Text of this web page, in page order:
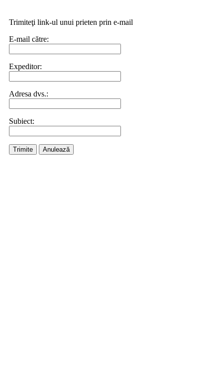
Trimiteţi link-ul unui prieten prin e-mail
E-mail către:
Expeditor:
Adresa dvs.:
Subiect:
Trimite Anulează